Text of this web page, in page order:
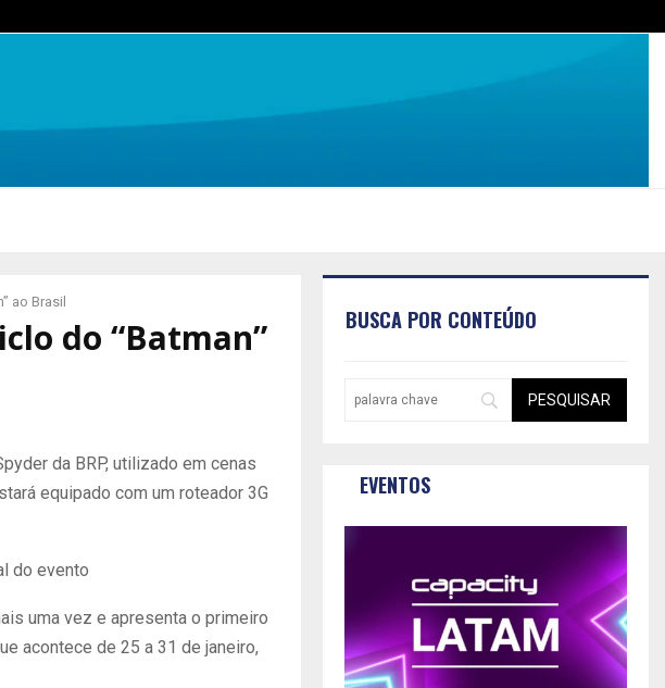
ao Brasil
do “Batman”
da BRP, utilizado em cenas
equipado com um roteador 3G
do evento
uma vez e apresenta o primeiro
acontece de 25 a 31 de janeiro,
BUSCA POR CONTEÚDO
EVENTOS